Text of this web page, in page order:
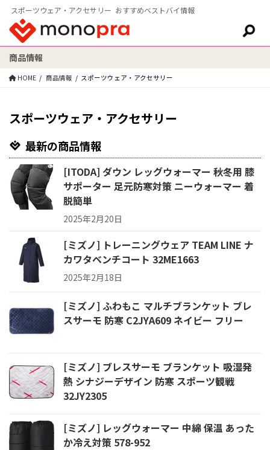
スポーツウェア・アクセサリー おすすめベストバイ情報
検索:
商品情報
HOME 商品情報 スポーツウェア・アクセサリー
スポーツウェア・アクセサリー
最新の商品情報
[ITODA] ダウン レッグウォーマー 秋冬用 膝
サポーター 足元防寒対策 ニーウォーマー 着
脱簡単
2025年2月20日
[ミズノ] トレーニングウェア TEAM LINE ナ
カワタベンチコート 32ME1663
2025年2月18日
[ミズノ] ふわもこ マルチブランケット ブレ
スサーモ 防寒 C2JYA609 ネイビー フリー
[ミズノ] ブレスサーモ ブランケット 吸湿発
熱 シナジーデザイン 防寒 スポーツ観戦
32JY2305
[ミズノ] レッグウォーマー 中綿 保温 あった
か冷え対策 578-952